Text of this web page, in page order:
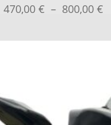
470,00 € – 800,00 €